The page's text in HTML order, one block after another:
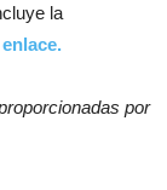
la
por